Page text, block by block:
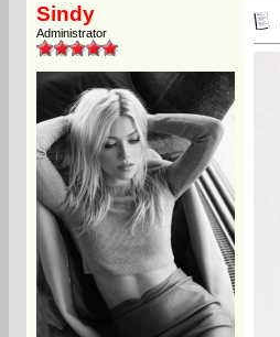
Sindy
Administrator